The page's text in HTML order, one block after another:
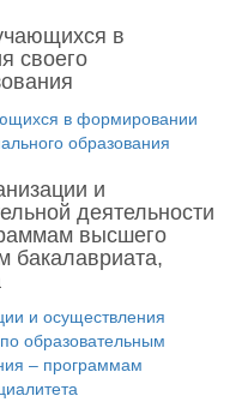
в
своего
в формировании
образования
и
деятельности
высшего
бакалавриата,
и осуществления
образовательным
– программам